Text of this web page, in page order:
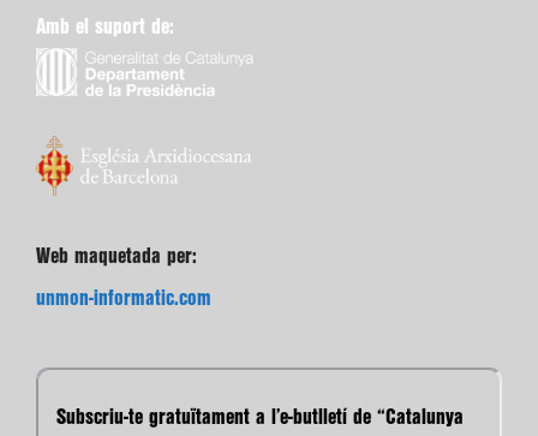
Amb el suport de:
Web maquetada per:
unmon-informatic.com
Subscriu-te gratuïtament a l’e-butlletí de “Catalunya